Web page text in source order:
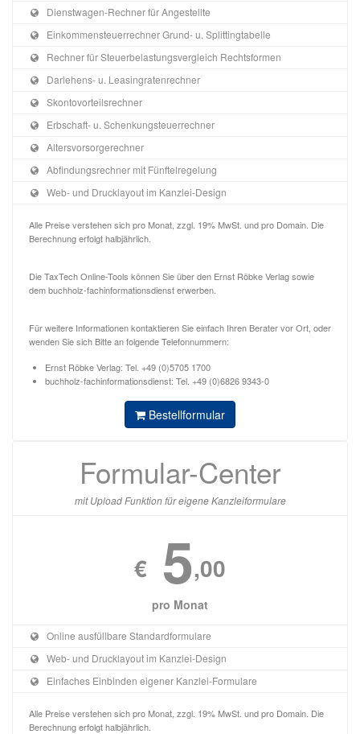
Dienstwagen-Rechner für Angestellte
Einkommensteuerrechner Grund- u. Splittingtabelle
Rechner für Steuerbelastungsvergleich Rechtsformen
Darlehens- u. Leasingratenrechner
Skontovorteilsrechner
Erbschaft- u. Schenkungsteuerrechner
Altersvorsorgerechner
Abfindungsrechner mit Fünftelregelung
Web- und Drucklayout im Kanzlei-Design
Alle Preise verstehen sich pro Monat, zzgl. 19% MwSt. und pro Domain. Die
Berechnung erfolgt halbjährlich.
Die TaxTech Online-Tools können Sie über den Ernst Röbke Verlag sowie
dem buchholz-fachinformationsdienst erwerben.
Für weitere Informationen kontaktieren Sie einfach Ihren Berater vor Ort, oder
wenden Sie sich Bitte an folgende Telefonnummern:
Ernst Röbke Verlag: Tel. +49 (0)5705 1700
buchholz-fachinformationsdienst: Tel. +49 (0)6826 9343-0
Bestellformular
Formular-Center
mit Upload Funktion für eigene Kanzleiformulare
€ 5,00
pro Monat
Online ausfüllbare Standardformulare
Web- und Drucklayout im Kanzlei-Design
Einfaches Einbinden eigener Kanzlei-Formulare
Alle Preise verstehen sich pro Monat, zzgl. 19% MwSt. und pro Domain. Die
Berechnung erfolgt halbjährlich.